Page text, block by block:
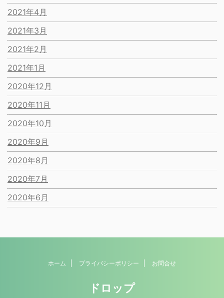
2021年4月
2021年3月
2021年2月
2021年1月
2020年12月
2020年11月
2020年10月
2020年9月
2020年8月
2020年7月
2020年6月
ホーム プライバシーポリシー お問合せ
ドロップ